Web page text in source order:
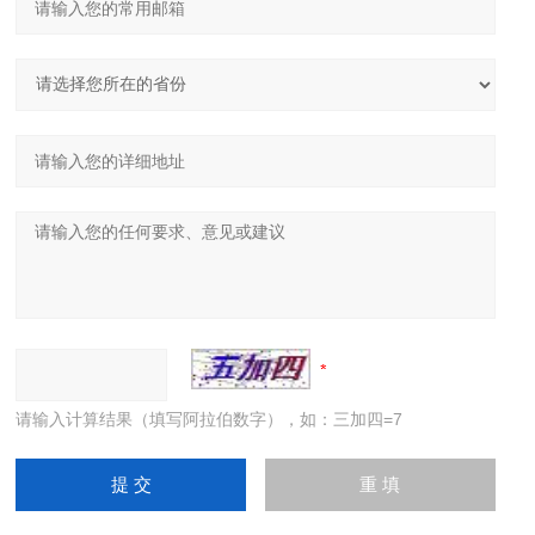
请输入计算结果（填写阿拉伯数字），如：三加四=7